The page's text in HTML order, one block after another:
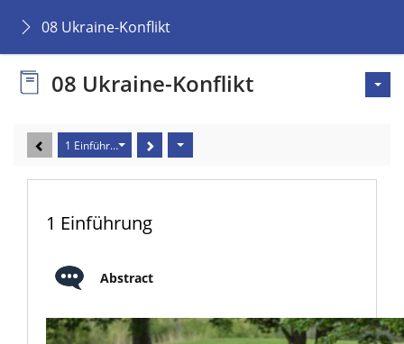
08 Ukraine-Konflikt
08 Ukraine-Konflikt
1 Einführung
1 Einführung
Abstract